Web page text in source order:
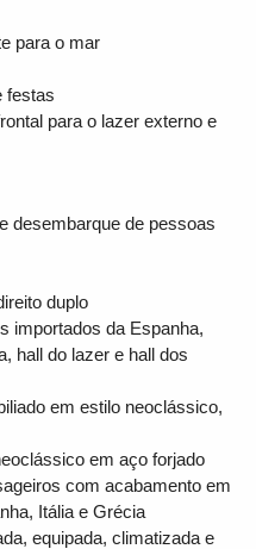
para o mar
festas
para o lazer externo e
desembarque de pessoas
duplo
importados da Espanha,
hall do lazer e hall dos
em estilo neoclássico,
em aço forjado
com acabamento em
Itália e Grécia
equipada, climatizada e